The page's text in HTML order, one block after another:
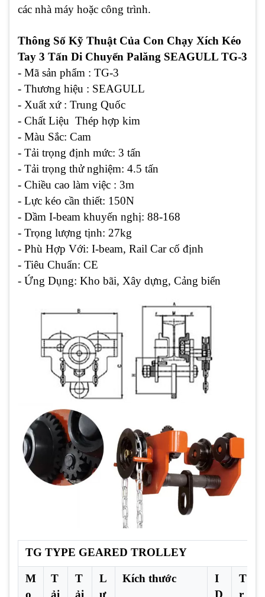
các nhà máy hoặc công trình.
Thông Số Kỹ Thuật Của Con Chạy Xích Kéo
Tay 3 Tấn Di Chuyển Palăng SEAGULL TG-3
- Mã sản phẩm : TG-3
- Thương hiệu : SEAGULL
- Xuất xứ : Trung Quốc
- Chất Liệu Thép hợp kim
- Màu Sắc: Cam
- Tải trọng định mức: 3 tấn
- Tải trọng thử nghiệm: 4.5 tấn
- Chiều cao làm việc : 3m
- Lực kéo cần thiết: 150N
- Dầm I-beam khuyến nghị: 88-168
- Trọng lượng tịnh: 27kg
- Phù Hợp Với: I-beam, Rail Car cố định
- Tiêu Chuẩn: CE
- Ứng Dụng: Kho bãi, Xây dựng, Cảng biển
TG TYPE GEARED TROLLEY
M
o
T
ải
T
ải
L
ự
Kích thước
I
D
T
r